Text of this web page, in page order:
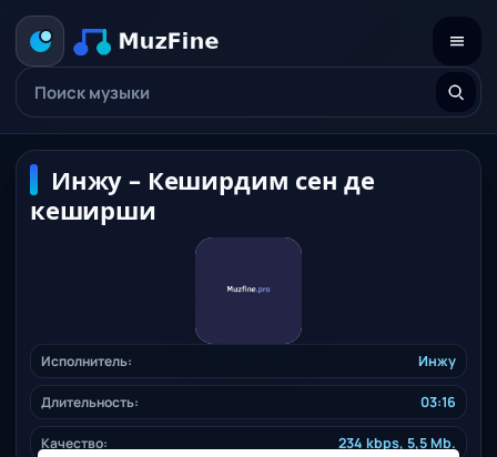
Инжу – Кеширдим сен де
кеширши
Исполнитель: Инжу
Длительность: 03:16
Качество: 234 kbps, 5,5 Mb.